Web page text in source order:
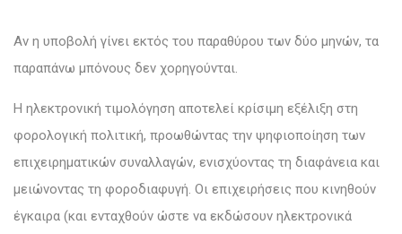
Αν η υποβολή γίνει εκτός του παραθύρου των δύο μηνών, τα
παραπάνω μπόνους δεν χορηγούνται.
Η ηλεκτρονική τιμολόγηση αποτελεί κρίσιμη εξέλιξη στη
φορολογική πολιτική, προωθώντας την ψηφιοποίηση των
επιχειρηματικών συναλλαγών, ενισχύοντας τη διαφάνεια και
μειώνοντας τη φοροδιαφυγή. Οι επιχειρήσεις που κινηθούν
έγκαιρα (και ενταχθούν ώστε να εκδώσουν ηλεκτρονικά